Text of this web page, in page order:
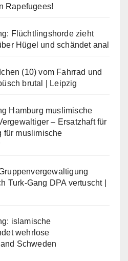
Rapefugees!
Flüchtlingshorde zieht
Hügel und schändet anal
(10) vom Fahrrad und
brutal | Leipzig
Hamburg muslimische
– Ersatzhaft für
für muslimische
Turk-Gang DPA vertuscht |
islamische
wehrlose
Schweden